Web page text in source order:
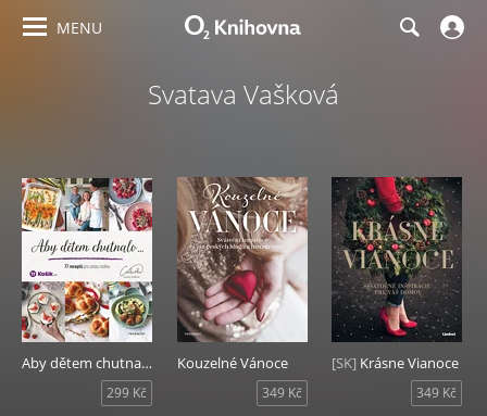
MENU
Svatava Vašková
Aby dětem chutnalo
299 Kč
Kouzelné Vánoce
349 Kč
[SK] Krásne Vianoce
349 Kč